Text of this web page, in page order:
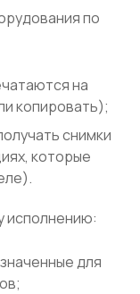
по
на
копировать);
снимки
которые
исполнению:
для